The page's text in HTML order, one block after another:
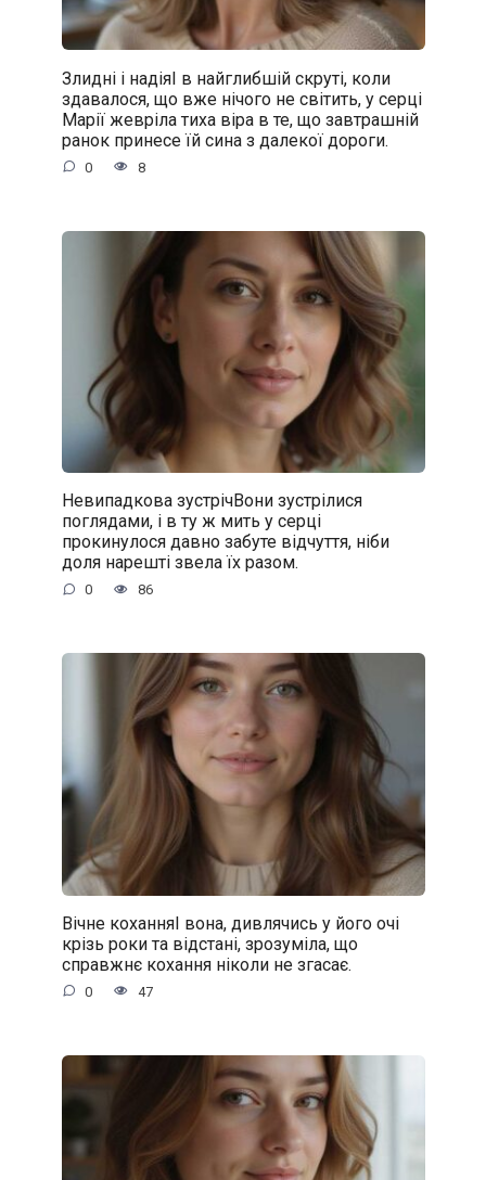
Злидні і надіяІ в найглибшій скруті, коли
здавалося, що вже нічого не світить, у серці
Марії жевріла тиха віра в те, що завтрашній
ранок принесе їй сина з далекої дороги.
0 8
Невипадкова зустрічВони зустрілися
поглядами, і в ту ж мить у серці
прокинулося давно забуте відчуття, ніби
доля нарешті звела їх разом.
0 86
Вічне коханняІ вона, дивлячись у його очі
крізь роки та відстані, зрозуміла, що
справжнє кохання ніколи не згасає.
0 47